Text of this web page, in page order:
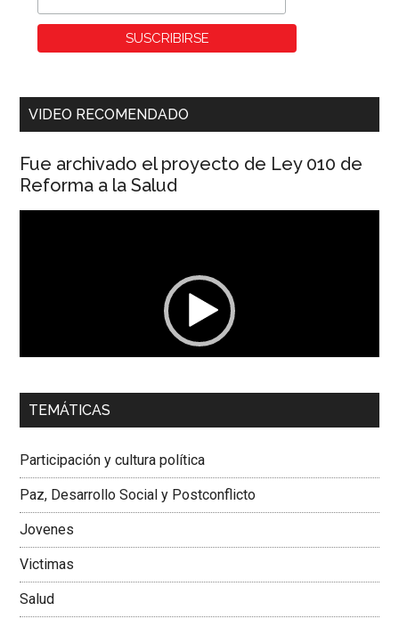
VIDEO RECOMENDADO
Fue archivado el proyecto de Ley 010 de
Reforma a la Salud
00:00 01:04
Dra. Carolina Corcho Mejía,Presidenta Corporación
Colombiana
TEMÁTICAS
Participación y cultura política
Paz, Desarrollo Social y Postconflicto
Jovenes
Victimas
Salud